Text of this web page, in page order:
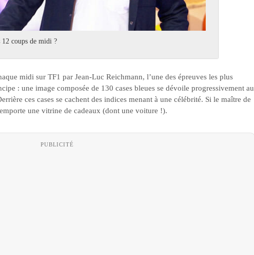
12 coups de midi ?
midi sur TF1 par Jean-Luc Reichmann, l’une des épreuves les plus
: une image composée de 130 cases bleues se dévoile progressivement au
ces cases se cachent des indices menant à une célébrité. Si le maître de
une vitrine de cadeaux (dont une voiture !).
PUBLICITÉ